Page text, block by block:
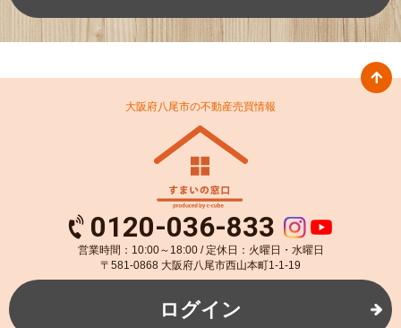
大阪府八尾市の不動産売買情報
0120-036-833
営業時間：10:00～18:00 / 定休日：火曜日・水曜日
〒581-0868 大阪府八尾市西山本町1-1-19
ログイン